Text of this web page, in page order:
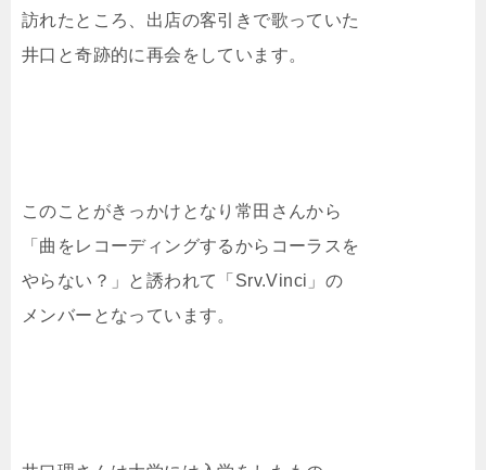
訪れたところ、出店の客引きで歌っていた
井口と奇跡的に再会をしています。
このことがきっかけとなり常田さんから
「曲をレコーディングするからコーラスを
やらない？」と誘われて「Srv.Vinci」の
メンバーとなっています。